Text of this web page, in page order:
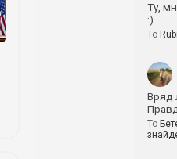
Ту,
:)
To
Вряд
To